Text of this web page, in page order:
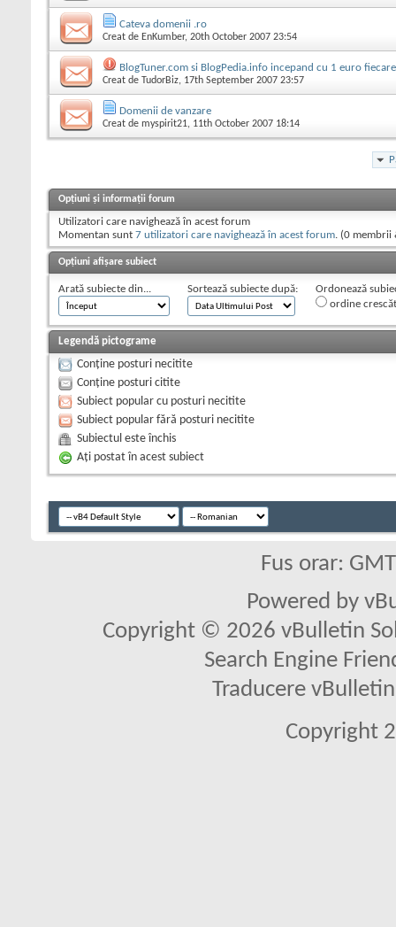
Cateva domenii .ro
Creat de EnKumber, 20th October 2007 23:54
BlogTuner.com si BlogPedia.info incepand cu 1 euro fiecare
Creat de TudorBiz, 17th September 2007 23:57
Domenii de vanzare
Creat de myspirit21, 11th October 2007 18:14
Opțiuni și informații forum
Utilizatori care navighează în acest forum
Momentan sunt 7 utilizatori care navighează în acest forum. (0 membrii
Opțiuni afișare subiect
Arată subiecte din... Sortează subiecte după:
Ordonează
ordine
Legendă pictograme
Conține posturi necitite
Conține posturi citite
Subiect popular cu posturi necitite
Subiect popular fără posturi necitite
Subiectul este închis
Aţi postat în acest subiect
Fus orar:
Powered by
Copyright © 2026 vBulletin
Search Engine
Traducere
Copyright